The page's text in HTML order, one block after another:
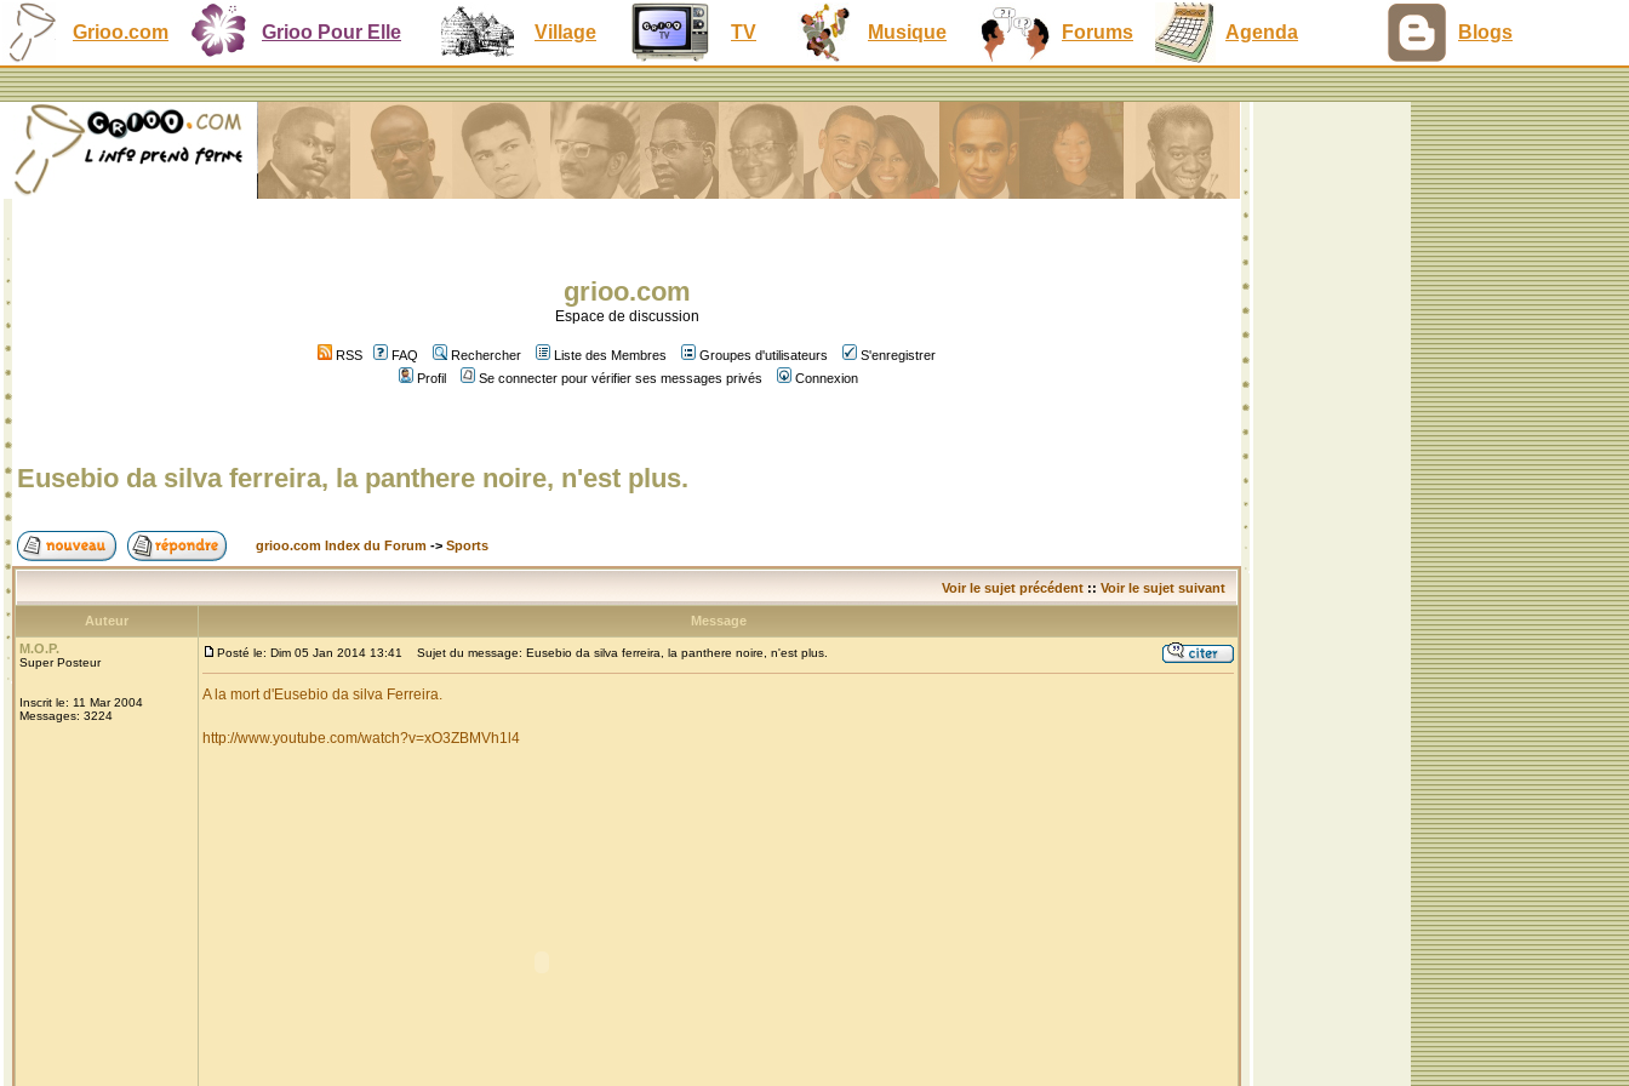
Grioo.com Grioo Pour Elle Village TV Musique Forums Agenda Blogs
grioo.com
Espace de discussion
RSS FAQ Rechercher Liste des Membres Groupes d'utilisateurs
S'enregistrer
Profil
Se connecter pour vérifier ses messages privés Connexion
Eusebio da silva ferreira, la panthere noire, n'est plus.
grioo.com Index du Forum -> Sports
Voir le sujet précédent :: Voir le sujet suivant
Auteur
Message
M.O.P.
Super Posteur
Inscrit le: 11 Mar 2004
Messages: 3224
Posté le: Dim 05 Jan 2014 13:41 Sujet du message: Eusebio da silva ferreira, la panthere noire, n'est plus.
A la mort d'Eusebio da silva Ferreira.
http://www.youtube.com/watch?v=xO3ZBMVh1l4